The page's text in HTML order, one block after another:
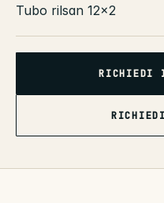
Tubo rilsan 12×2
RICHIEDI